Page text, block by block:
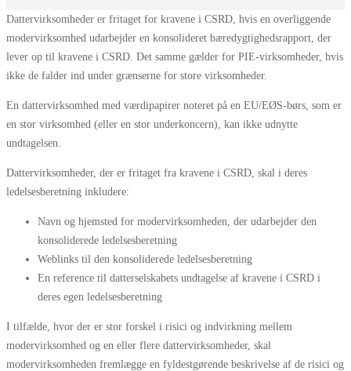
Dattervirksomheder er fritaget for kravene i CSRD, hvis en overliggende
modervirksomhed udarbejder en konsolideret bæredygtighedsrapport, der
lever op til kravene i CSRD. Det samme gælder for PIE-virksomheder, hvis
ikke de falder ind under grænserne for store virksomheder.
En dattervirksomhed med værdipapirer noteret på en EU/EØS-børs, som er
en stor virksomhed (eller en stor underkoncern), kan ikke udnytte
undtagelsen.
Dattervirksomheder, der er fritaget fra kravene i CSRD, skal i deres
ledelsesberetning inkludere:
Navn og hjemsted for modervirksomheden, der udarbejder den
konsoliderede ledelsesberetning
Weblinks til den konsoliderede ledelsesberetning
En reference til datterselskabets undtagelse af kravene i CSRD i
deres egen ledelsesberetning
I tilfælde, hvor der er stor forskel i risici og indvirkning mellem
modervirksomhed og en eller flere dattervirksomheder, skal
modervirksomheden fremlægge en fyldestgørende beskrivelse af de risici og